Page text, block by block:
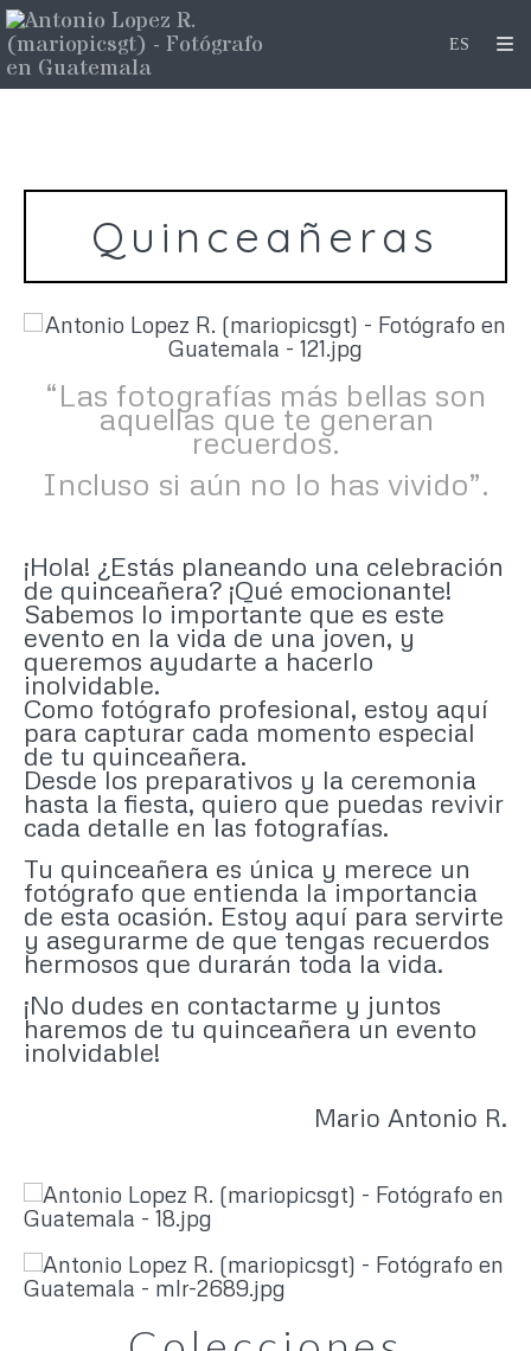
Quinceañeras
“Las fotografías más bellas son
aquellas que te generan
recuerdos.
Incluso si aún no lo has vivido”.
¡Hola! ¿Estás planeando una celebración
de quinceañera? ¡Qué emocionante!
Sabemos lo importante que es este
evento en la vida de una joven, y
queremos ayudarte a hacerlo
inolvidable.
Como fotógrafo profesional, estoy aquí
para capturar cada momento especial
de tu quinceañera.
Desde los preparativos y la ceremonia
hasta la fiesta, quiero que puedas revivir
cada detalle en las fotografías.
Tu quinceañera es única y merece un
fotógrafo que entienda la importancia
de esta ocasión. Estoy aquí para servirte
y asegurarme de que tengas recuerdos
hermosos que durarán toda la vida.
¡No dudes en contactarme y juntos
haremos de tu quinceañera un evento
inolvidable!
Mario Antonio R.